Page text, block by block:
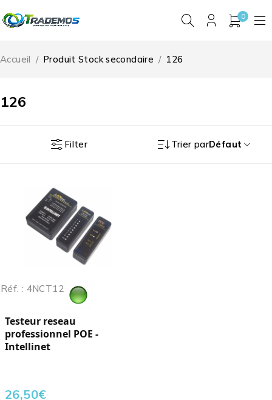
0
126
Accueil / Produit Stock secondaire / 126
Filter Trier parDéfaut
Réf. : 4NCT12
Testeur reseau
professionnel POE -
Intellinet
26,50€